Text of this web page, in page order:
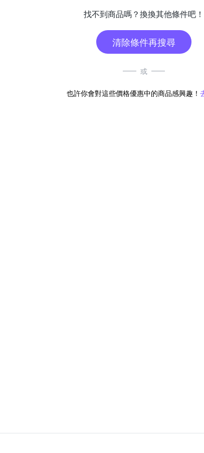
找不到商品嗎？換換其他條件吧！
清除條件再搜尋
或
也許你會對這些價格優惠中的商品感興趣！